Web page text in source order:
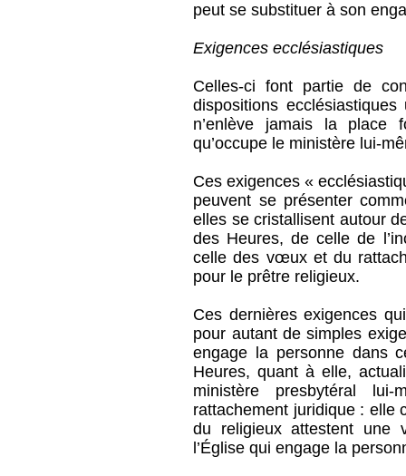
peut se substituer à son
Exigences ecclésiastiques
Celles-ci font partie de
dispositions
n’enlève jamais la place
qu’occupe le ministère lui-
Ces exigences «
peuvent se présenter
elles se cristallisent autour
des Heures, de celle de
celle des vœux et du
pour le prêtre religieux.
Ces dernières exigences
pour autant de simples
engage la personne dans
Heures, quant à elle,
ministère presbytéral lui-
rattachement juridique :
du religieux attestent une
l’Église qui engage la